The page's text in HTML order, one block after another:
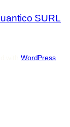
WordPress